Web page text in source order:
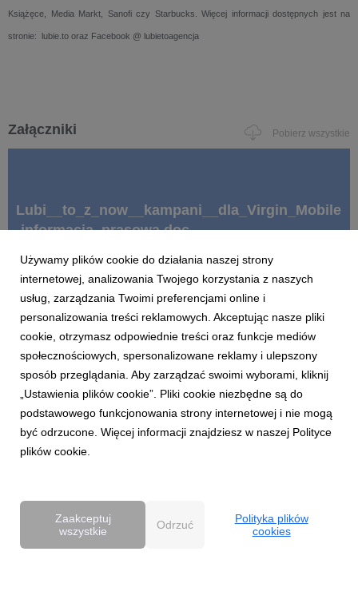
Książęce, Media Markt, Sanofi czy Starbucks. Więcej informacji dostępnych jest na
stronie: lubie.to oraz Facebook @ lubietoagencja
Załączniki Pobierz wszystkie
Lubi__to_z_now__kampani__dla_Virgin_Mobile
-informacja_prasowa.doc
doc|253 KB
Lubi__to_logo.png
grafika| 26 KB
Używamy plików cookie do działania naszej strony
internetowej, analizowania Twojego korzystania z naszych
usług, zarządzania Twoimi preferencjami online i
personalizowania treści reklamowych. Akceptując nasze pliki
cookie, otrzymasz odpowiednie treści oraz funkcje mediów
społecznościowych, spersonalizowane reklamy i ulepszony
sposób przeglądania. Aby zarządzać swoimi wyborami, kliknij
„Ustawienia plików cookie”. Pliki cookie niezbędne są do
podstawowego funkcjonowania strony internetowej i nie mogą
być odrzucone. Więcej informacji znajdziesz w naszej Polityce
plików cookie.
Zaakceptuj
wszystkie
Odrzuć
Polityka plików
cookies